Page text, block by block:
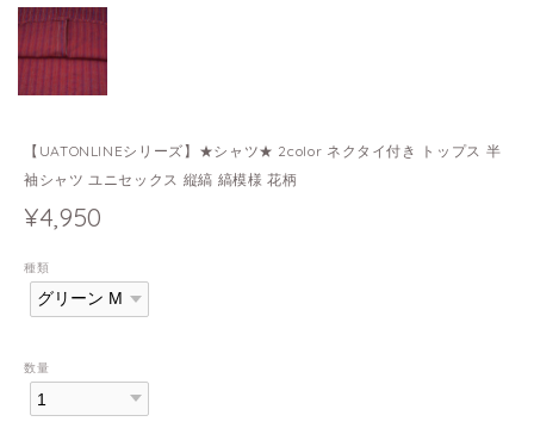
【UATONLINEシリーズ】★シャツ★ 2color ネクタイ付き トップス 半
袖シャツ ユニセックス 縦縞 縞模様 花柄
¥4,950
種類
数量